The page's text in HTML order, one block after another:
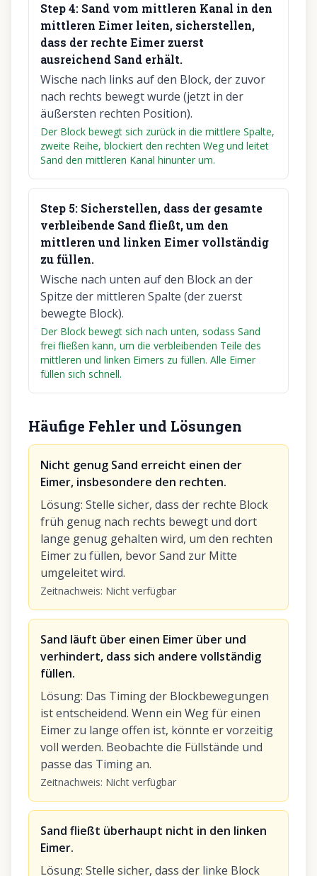
Step4: Sand vom mittleren Kanal in den
mittleren Eimer leiten, sicherstellen,
dass der rechte Eimer zuerst
ausreichend Sand erhält.
Wische nach links auf den Block, der zuvor
nach rechts bewegt wurde (jetzt in der
äußersten rechten Position).
Der Block bewegt sich zurück in die mittlere Spalte,
zweite Reihe, blockiert den rechten Weg und leitet
Sand den mittleren Kanal hinunter um.
Step 5: Sicherstellen, dass der gesamte
verbleibende Sand fließt, um den
mittleren und linken Eimer vollständig
zu füllen.
Wische nach unten auf den Block an der
Spitze der mittleren Spalte (der zuerst
bewegte Block).
Der Block bewegt sich nach unten, sodass Sand
frei fließen kann, um die verbleibenden Teile des
mittleren und linken Eimers zu füllen. Alle Eimer
füllen sich schnell.
Häufige Fehler und Lösungen
Nicht genug Sand erreicht einen der
Eimer, insbesondere den rechten.
Lösung: Stelle sicher, dass der rechte Block
früh genug nach rechts bewegt und dort
lange genug gehalten wird, um den rechten
Eimer zu füllen, bevor Sand zur Mitte
umgeleitet wird.
Zeitnachweis: Nicht verfügbar
Sand läuft über einen Eimer über und
verhindert, dass sich andere vollständig
füllen.
Lösung: Das Timing der Blockbewegungen
ist entscheidend. Wenn ein Weg für einen
Eimer zu lange offen ist, könnte er vorzeitig
voll werden. Beobachte die Füllstände und
passe das Timing an.
Zeitnachweis: Nicht verfügbar
Sand fließt überhaupt nicht in den linken
Eimer.
Lösung: Stelle sicher, dass der linke Block